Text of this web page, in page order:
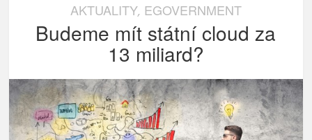
AKTUALITY, EGOVERNMENT
Budeme mít státní cloud za
13 miliard?